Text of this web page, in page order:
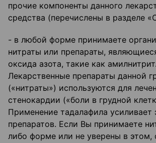
прочие компоненты данного
средства (перечислены в разделе
- в любой форме принимаете
нитраты или препараты,
оксида азота, такие как амилнитрит.
Лекарственные препараты данной
(«нитраты») используются для
стенокардии («боли в грудной
Применение тадалафила усиливает
препаратов. Если Вы принимаете
либо форме или не уверены в этом,